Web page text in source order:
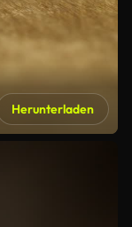
Herunterladen